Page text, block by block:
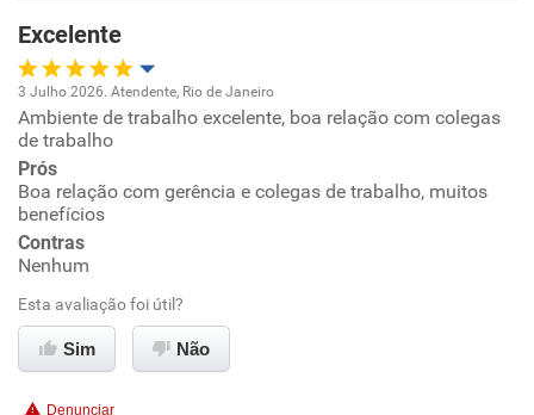
Recomenda esta empresa
Recomenda a diretoria
Excelente
Oportunidade de promoção
Ambiente de trabalho
Conciliação com a vida familiar
Benefícios
Recomenda esta empresa
3 Julho 2026. Atendente, Rio de Janeiro
Ambiente de trabalho excelente, boa relação com colegas
de trabalho
Prós
Boa relação com gerência e colegas de trabalho, muitos
benefícios
Contras
Nenhum
Esta avaliação foi útil?
Sim Não
Denunciar